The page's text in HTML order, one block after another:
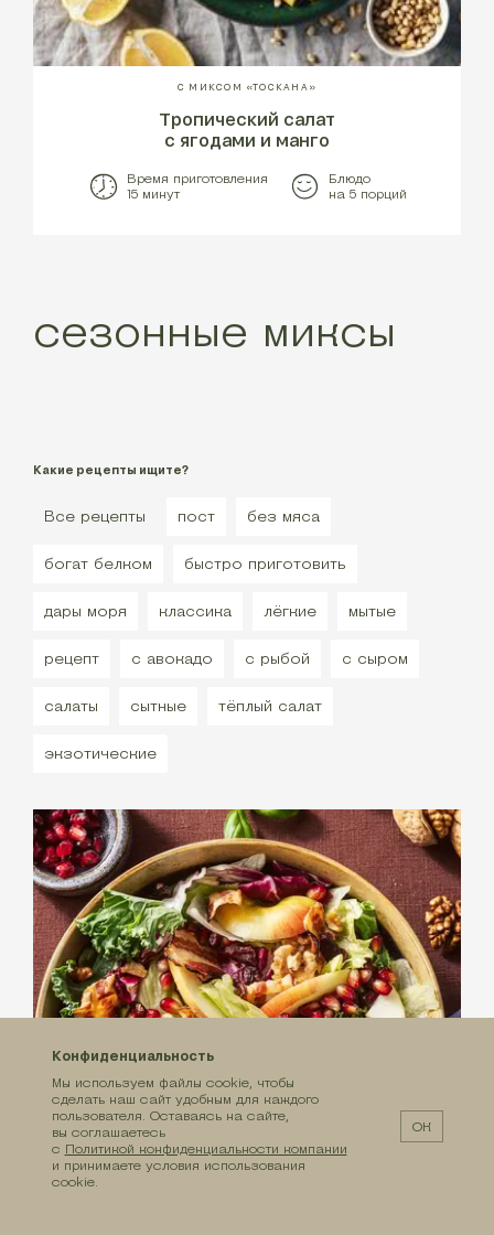
С МИКСОМ «ТОСКАНА»
Тропический салат
с ягодами и манго
Время приготовления
15 минут
Блюдо
на 5 порций
сезонные миксы
Какие рецепты ищите?
Все рецепты пост без мяса
богат белком быстро приготовить
дары моря классика лёгкие мытые
рецепт с авокадо с рыбой с сыром
салаты сытные тёплый салат
экзотические
Конфиденциальность
Мы используем файлы cookie, чтобы
сделать наш сайт удобным для каждого
пользователя. Оставаясь на сайте,
вы соглашаетесь
с Политикой конфиденциальности компании
и принимаете условия использования
cookie.
ОК